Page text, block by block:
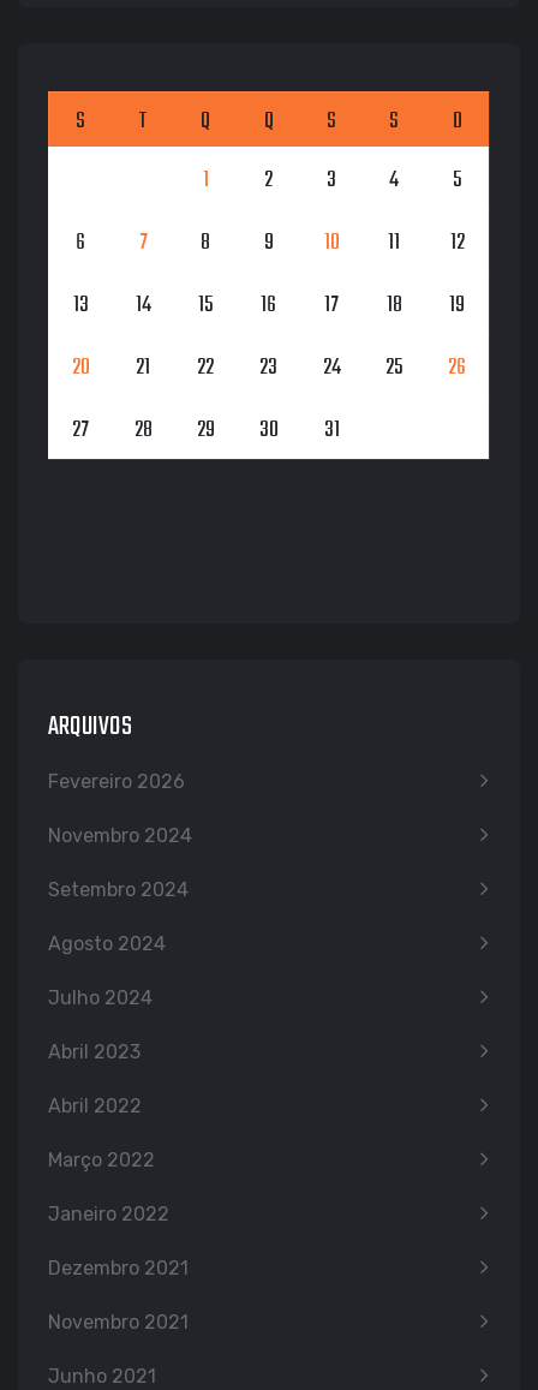
S T Q Q S S
D
1
2 3 4
5
6
7 8 9 10 11
12
13
14 15 16 17 18
19
20
21 22 23 24 25
26
27
28 29 30 31
ARQUIVOS
Fevereiro 2026
Novembro 2024
Setembro 2024
Agosto 2024
Julho 2024
Abril 2023
Abril 2022
Março 2022
Janeiro 2022
Dezembro 2021
Novembro 2021
Junho 2021